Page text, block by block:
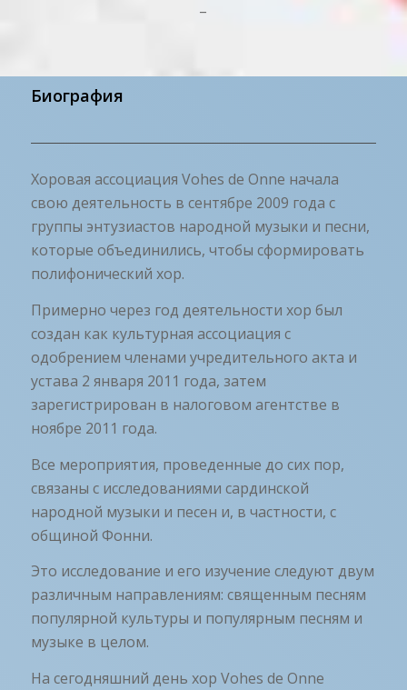
Биография
Хоровая ассоциация Vohes de Onne начала
свою деятельность в сентябре 2009 года с
группы энтузиастов народной музыки и песни,
которые объединились, чтобы сформировать
полифонический хор.
Примерно через год деятельности хор был
создан как культурная ассоциация с
одобрением членами учредительного акта и
устава 2 января 2011 года, затем
зарегистрирован в налоговом агентстве в
ноябре 2011 года.
Все мероприятия, проведенные до сих пор,
связаны с исследованиями сардинской
народной музыки и песен и, в частности, с
общиной Фонни.
Это исследование и его изучение следуют двум
различным направлениям: священным песням
популярной культуры и популярным песням и
музыке в целом.
На сегодняшний день хор Vohes de Onne